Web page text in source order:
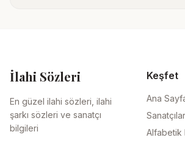
İlahi Sözleri
En güzel ilahi sözleri, ilahi
şarkı sözleri ve sanatçı
bilgileri
Keşfet
Ana
Sanatçılar
Alfabetik